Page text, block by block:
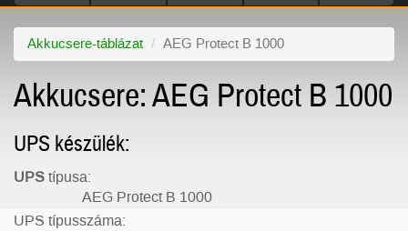
Akkucsere-táblázat AEG Protect B 1000
Akkucsere: AEG Protect B 1000
UPS készülék:
UPS típusa:
AEG Protect B 1000
UPS típusszáma: